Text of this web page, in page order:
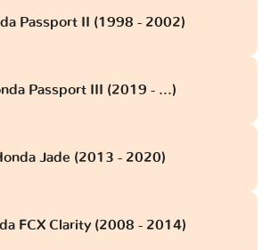
Passport II (1998 - 2002)
Passport III (2019 - ...)
Jade (2013 - 2020)
FCX Clarity (2008 - 2014)